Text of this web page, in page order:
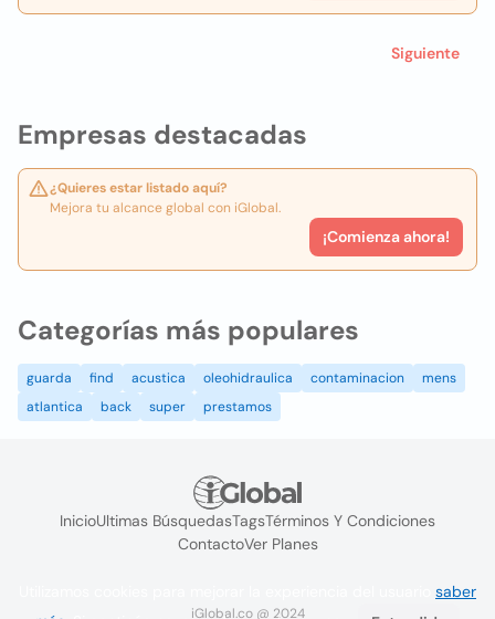
Empresas destacadas
¿Quieres estar listado aquí?
Mejora tu alcance global con iGlobal.
¡Comienza ahora!
Siguiente
Categorías más populares
guarda find acustica oleohidraulica contaminacion
mens
atlantica
back super prestamos
InicioUltimas BúsquedasTagsTérminos Y Condiciones
ContactoVer Planes
iGlobal.co @ 2024
saber